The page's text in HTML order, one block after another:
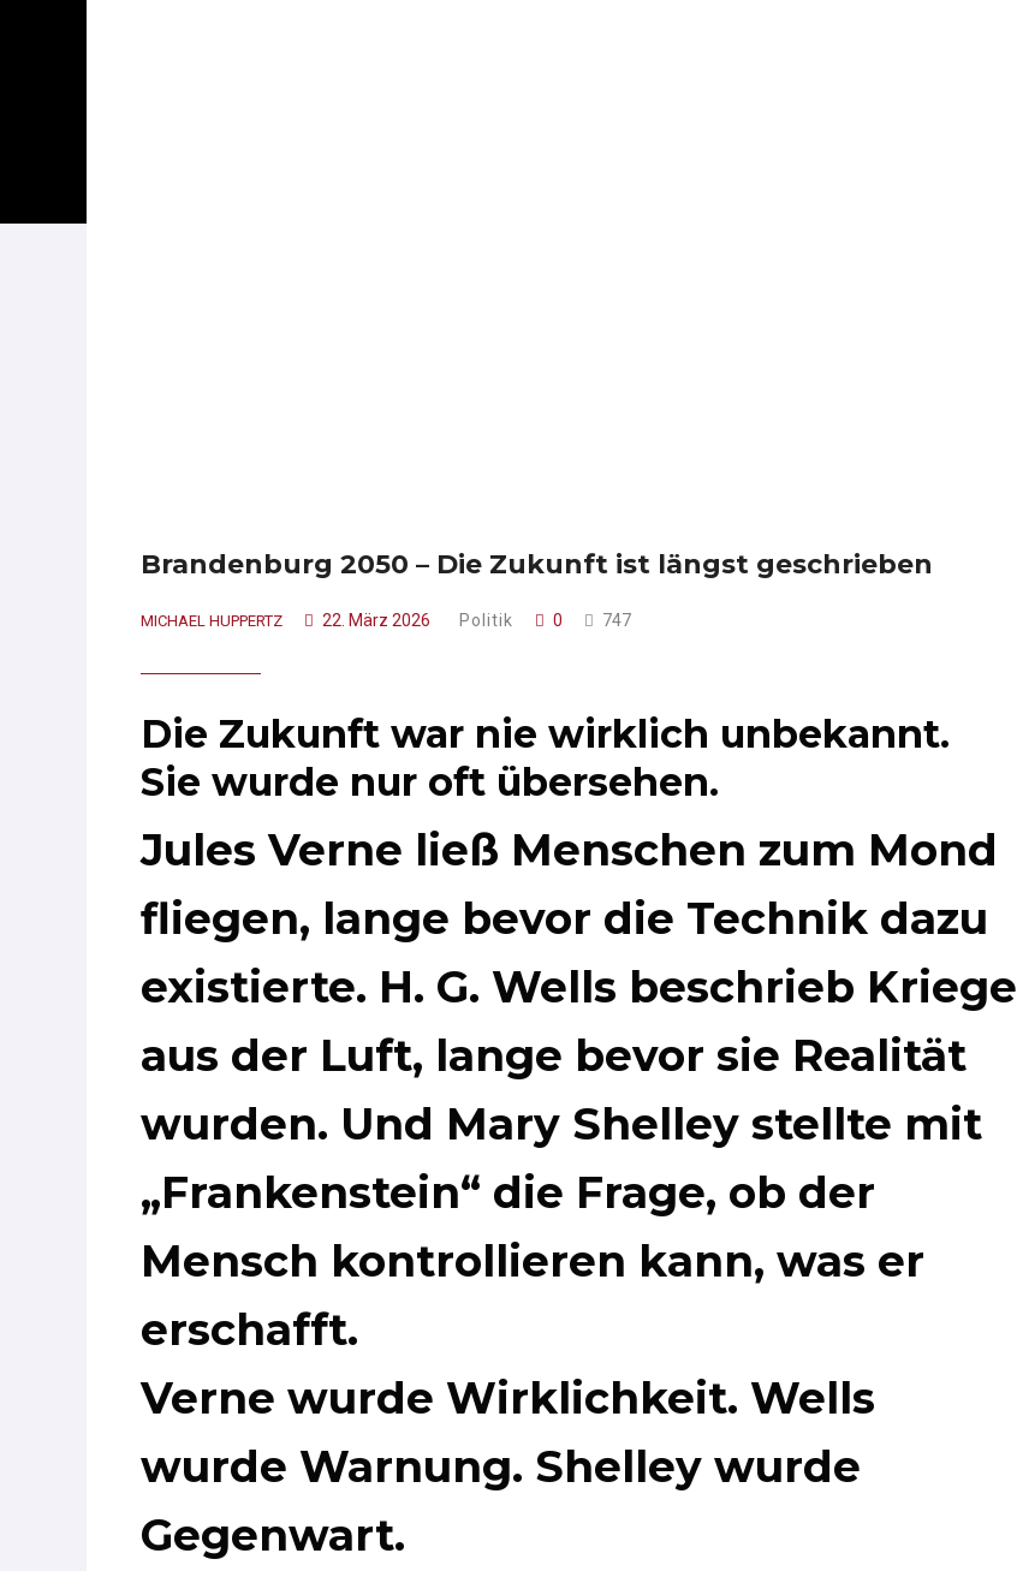
Brandenburg 2050 – Die Zukunft ist längst geschrieben
MICHAEL HUPPERTZ 22. März 2026 Politik 0 747
Die Zukunft war nie wirklich unbekannt.
Sie wurde nur oft übersehen.
Jules Verne ließ Menschen zum Mond
fliegen, lange bevor die Technik dazu
existierte. H. G. Wells beschrieb Kriege
aus der Luft, lange bevor sie Realität
wurden. Und Mary Shelley stellte mit
„Frankenstein“ die Frage, ob der
Mensch kontrollieren kann, was er
erschafft.
Verne wurde Wirklichkeit. Wells
wurde Warnung. Shelley wurde
Gegenwart.